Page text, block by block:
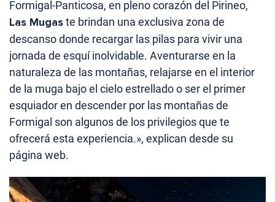
Formigal-Panticosa, en pleno corazón del Pirineo,
Las Mugaste brindan una exclusiva zona de
descanso donde recargar las pilas para vivir una
jornada de esquí inolvidable. Aventurarse en la
naturaleza de las montañas, relajarse en el interior
de la muga bajo el cielo estrellado o ser el primer
esquiador en descender por las montañas de
Formigal son algunos de los privilegios que te
ofrecerá esta experiencia.», explican desde su
página web.